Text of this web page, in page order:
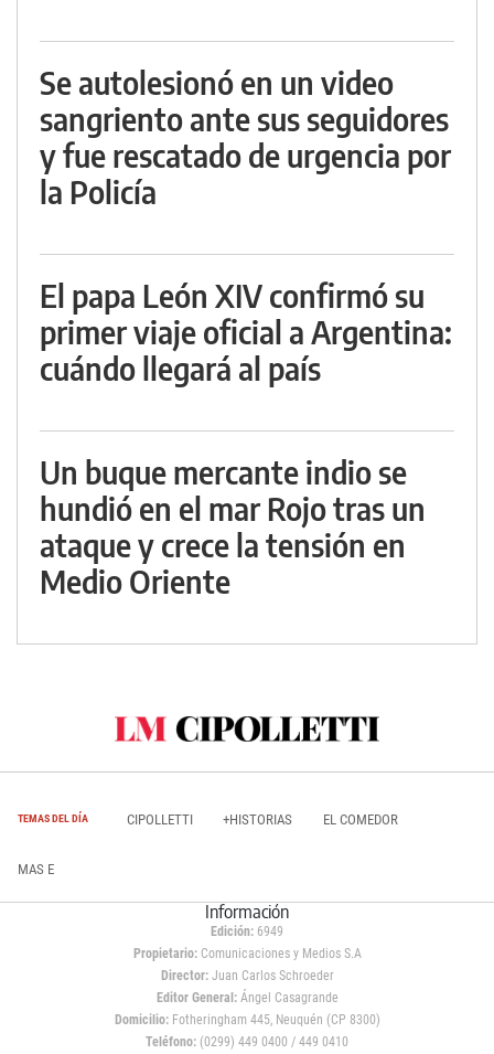
Se autolesionó en un video
sangriento ante sus seguidores
y fue rescatado de urgencia por
la Policía
El papa León XIV confirmó su
primer viaje oficial a Argentina:
cuándo llegará al país
Un buque mercante indio se
hundió en el mar Rojo tras un
ataque y crece la tensión en
Medio Oriente
TEMAS DEL DÍA CIPOLLETTI +HISTORIAS EL COMEDOR
MAS E
Información
Edición: 6949
Propietario:Comunicaciones y Medios S.A
Director: Juan Carlos Schroeder
Editor General:Ángel Casagrande
Domicilio:Fotheringham 445, Neuquén (CP 8300)
Teléfono: (0299) 449 0400 / 449 0410